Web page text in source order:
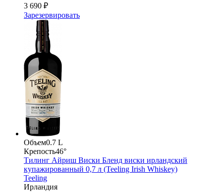
3 690 ₽
Зарезервировать
Объем0.7 L
Крепость46°
Тилинг Айриш Виски Бленд виски ирландский
купажированный 0,7 л (Teeling Irish Whiskey)
Teeling
Ирландия